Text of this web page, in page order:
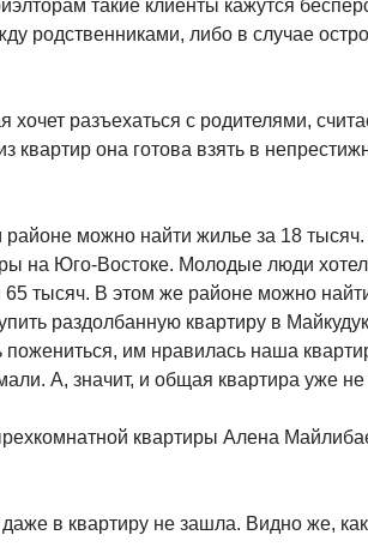
такие клиенты кажутся
родственниками, либо в случае
разъехаться с родителями,
она готова взять в
можно найти жилье за 18 тысяч.
на Юго-Востоке. Молодые люди
65 тысяч. В этом же районе можно
раздолбанную квартиру в
им нравилась наша
А, значит, и общая квартира уже
квартиры Алена
в квартиру не зашла. Видно же,